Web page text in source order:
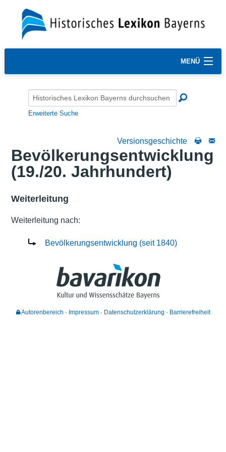
MENÜ
Erweiterte Suche
Versionsgeschichte
Bevölkerungsentwicklung
(19./20. Jahrhundert)
Weiterleitung
Weiterleitung nach:
Bevölkerungsentwicklung (seit 1840)
Autorenbereich Impressum Datenschutzerklärung Barrierefreiheit